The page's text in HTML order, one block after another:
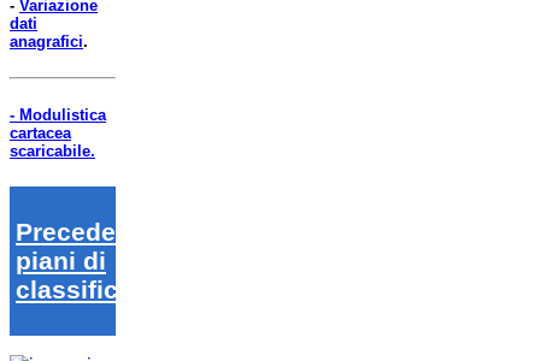
- Variazione
dati
anagrafici.
- Modulistica
cartacea
scaricabile.
Precedenti
piani di
classifica